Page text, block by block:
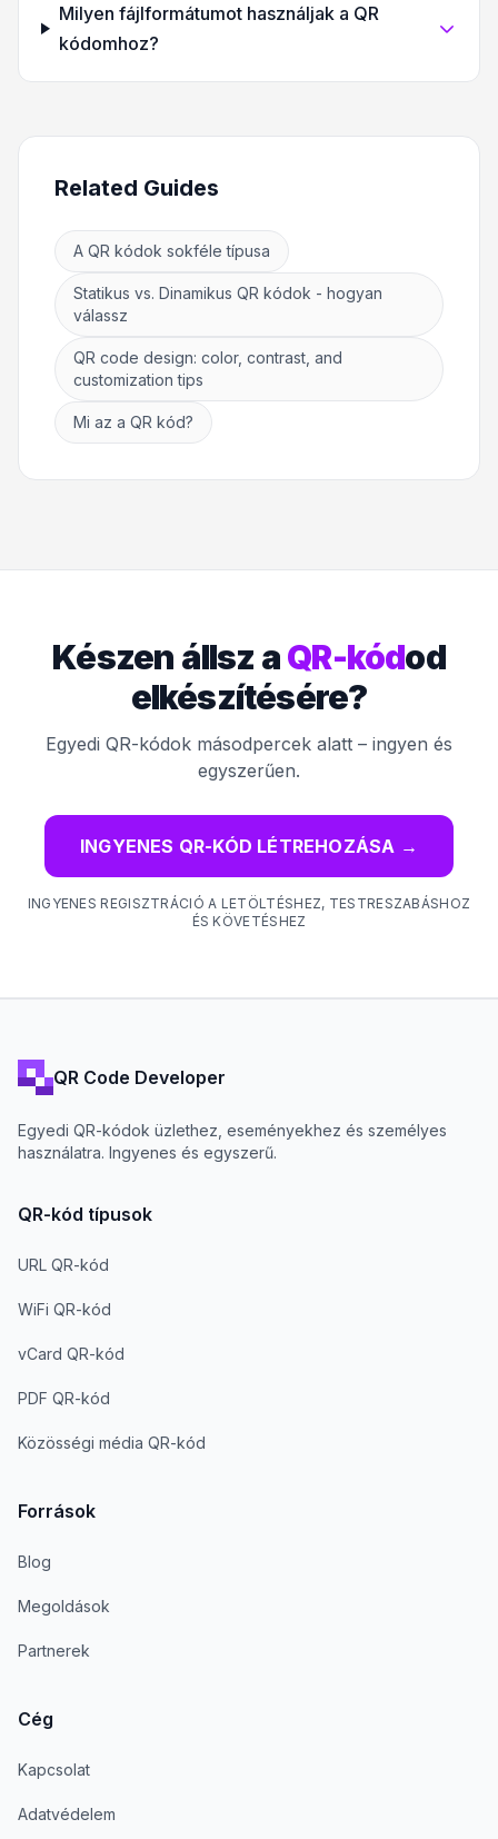
Milyen fájlformátumot használjak a QR
kódomhoz?
Related Guides
A QR kódok sokféle típusa
Statikus vs. Dinamikus QR kódok - hogyan
válassz
QR code design: color, contrast, and
customization tips
Mi az a QR kód?
Készen állsz aQR-kódod
elkészítésére?
Egyedi QR-kódok másodpercek alatt – ingyen és
egyszerűen.
INGYENES QR-KÓD LÉTREHOZÁSA →
INGYENES REGISZTRÁCIÓ A LETÖLTÉSHEZ, TESTRESZABÁSHOZ
ÉS KÖVETÉSHEZ
QR Code Developer
Egyedi QR-kódok üzlethez, eseményekhez és személyes
használatra. Ingyenes és egyszerű.
QR-kód típusok
URL QR-kód
WiFi QR-kód
vCard QR-kód
PDF QR-kód
Közösségi média QR-kód
Források
Blog
Megoldások
Partnerek
Cég
Kapcsolat
Adatvédelem